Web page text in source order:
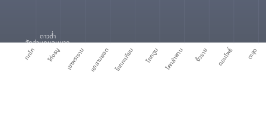
กกโก โก่งธนู เขาพระงาม เขาสามยอด โคกกะเทียม โคกตูม โคกลำพาน งิ้วราย ดอนโพธิ์ ตะลุง
ดาวต่ำ
สัดส่วนคนจนมาก